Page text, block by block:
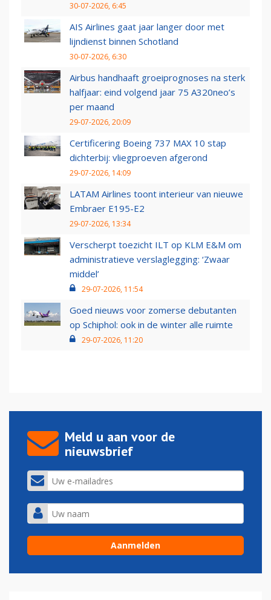
30-07-2026, 6:45
AIS Airlines gaat jaar langer door met
lijndienst binnen Schotland
30-07-2026, 6:30
Airbus handhaaft groeiprognoses na sterk
halfjaar: eind volgend jaar 75 A320neo’s
per maand
29-07-2026, 20:09
Certificering Boeing 737 MAX 10 stap
dichterbij: vliegproeven afgerond
29-07-2026, 14:09
LATAM Airlines toont interieur van nieuwe
Embraer E195-E2
29-07-2026, 13:34
Verscherpt toezicht ILT op KLM E&M om
administratieve verslaglegging: ‘Zwaar
middel’
29-07-2026, 11:54
Goed nieuws voor zomerse debutanten
op Schiphol: ook in de winter alle ruimte
29-07-2026, 11:20
Meld u aan voor de
nieuwsbrief